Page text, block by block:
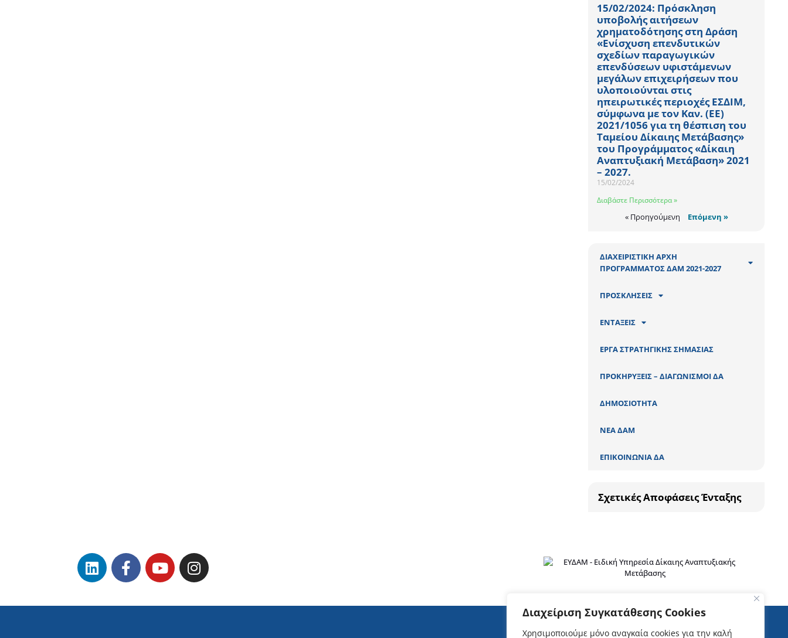
Διαχείριση Συγκατάθεσης Cookies
Χρησιμοποιούμε μόνο αναγκαία cookies για την καλή
15/02/2024: Πρόσκληση
υποβολής αιτήσεων
χρηματοδότησης στη Δράση
«Ενίσχυση επενδυτικών
σχεδίων παραγωγικών
επενδύσεων υφιστάμενων
μεγάλων επιχειρήσεων που
υλοποιούνται στις
ηπειρωτικές περιοχές ΕΣΔΙΜ,
σύμφωνα με τον Καν. (ΕΕ)
2021/1056 για τη θέσπιση του
Ταμείου Δίκαιης Μετάβασης»
του Προγράμματος «Δίκαιη
Αναπτυξιακή Μετάβαση» 2021
– 2027.
15/02/2024
Διαβάστε Περισσότερα »
« Προηγούμενη Επόμενη »
ΔΙΑΧΕΙΡΙΣΤΙΚΗ ΑΡΧΗ
ΠΡΟΓΡΑΜΜΑΤΟΣ ΔΑΜ 2021-2027
ΠΡΟΣΚΛΗΣΕΙΣ
ΕΝΤΑΞΕΙΣ
ΕΡΓΑ ΣΤΡΑΤΗΓΙΚΗΣ ΣΗΜΑΣΙΑΣ
ΠΡΟΚΗΡΥΞΕΙΣ – ΔΙΑΓΩΝΙΣΜΟΙ ΔΑ
ΔΗΜΟΣΙΟΤΗΤΑ
ΝΕΑ ΔΑΜ
ΕΠΙΚΟΙΝΩΝΙΑ ΔΑ
Σχετικές Αποφάσεις Ένταξης
ΕΓΓΡΑΦΕΙΤΕ ΣΤΟ NEWSLETTER!